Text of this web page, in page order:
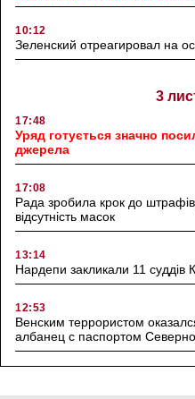
10:12
Зеленский отреагировал на
3
17:48
Уряд готується значно
джерела
17:08
Рада зробила крок до штрафів
відсутність масок
13:14
Нардепи закликали 11 суддів
12:53
Венским террористом
албанец с паспортом